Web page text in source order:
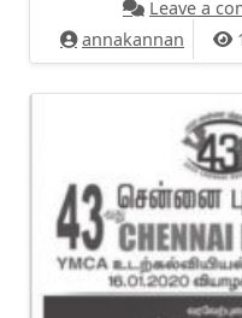
Leave a
annakannan